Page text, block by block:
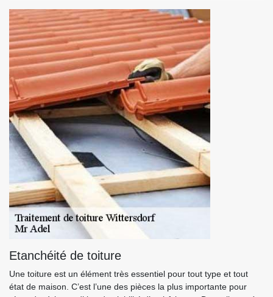
Etanchéité de toiture
Une toiture est un élément très essentiel pour tout type et tout
état de maison. C’est l’une des pièces la plus importante pour